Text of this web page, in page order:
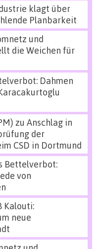
klagt über
Planbarkeit
und
die Weichen für
Dahmen
zu Anschlag in
der
CSD in Dortmund
Bettelverbot:
von
Kalouti:
neue